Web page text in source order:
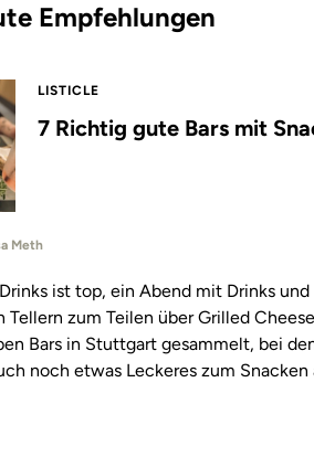
Empfehlungen
LISTICLE
7 Richtig gute Bars mit
Meth
ist top, ein Abend mit Drinks und
Tellern zum Teilen über Grilled
Bars in Stuttgart gesammelt, bei
noch etwas Leckeres zum Snacken